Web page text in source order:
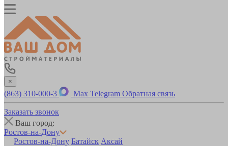
×
(863) 310-000-3 Max Telegram Обратная связь
Заказать звонок
Ваш город:
Ростов-на-Дону
Ростов-на-Дону Батайск Аксай